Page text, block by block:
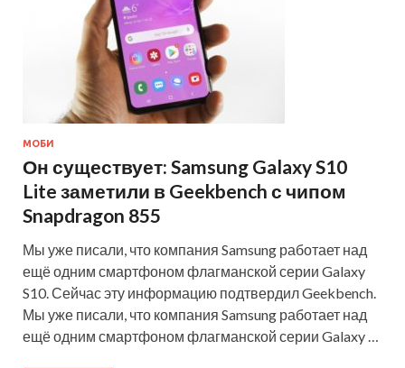
МОБИ
Он существует: Samsung Galaxy S10
Lite заметили в Geekbench с чипом
Snapdragon 855
Мы уже писали, что компания Samsung работает над
ещё одним смартфоном флагманской серии Galaxy
S10. Сейчас эту информацию подтвердил Geekbench.
Мы уже писали, что компания Samsung работает над
ещё одним смартфоном флагманской серии Galaxy …